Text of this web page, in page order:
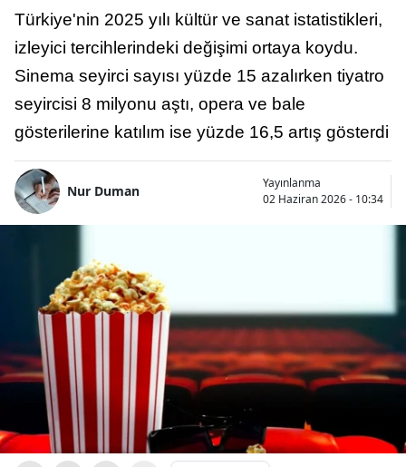
Türkiye'nin 2025 yılı kültür ve sanat istatistikleri,
izleyici tercihlerindeki değişimi ortaya koydu.
Sinema seyirci sayısı yüzde 15 azalırken tiyatro
seyircisi 8 milyonu aştı, opera ve bale
gösterilerine katılım ise yüzde 16,5 artış gösterdi
Nur Duman
Yayınlanma
02 Haziran 2026 - 10:34